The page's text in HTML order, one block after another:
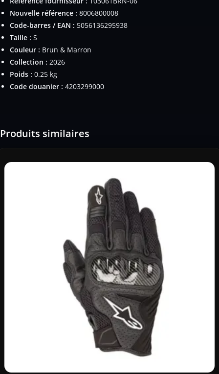
Nouvelle référence : 8006800008
Code-barres / EAN : 5056136295938
Taille : S
Couleur : Brun & Marron
Collection : 2026
Poids : 0.25 kg
Code douanier : 4203299000
Produits similaires